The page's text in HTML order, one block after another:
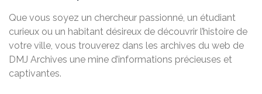
Que vous soyez un chercheur passionné, un étudiant
curieux ou un habitant désireux de découvrir l’histoire de
votre ville, vous trouverez dans les archives du web de
DMJ Archives une mine d’informations précieuses et
captivantes.